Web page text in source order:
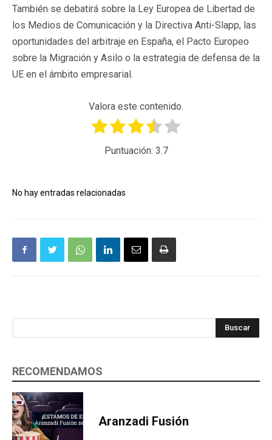
También se debatirá sobre la Ley Europea de Libertad de
los Medios de Comunicación y la Directiva Anti-Slapp, las
oportunidades del arbitraje en España, el Pacto Europeo
sobre la Migración y Asilo o la estrategia de defensa de la
UE en el ámbito empresarial.
Valora este contenido.
Puntuación: 3.7
No hay entradas relacionadas
Buscar
RECOMENDAMOS
Aranzadi Fusión